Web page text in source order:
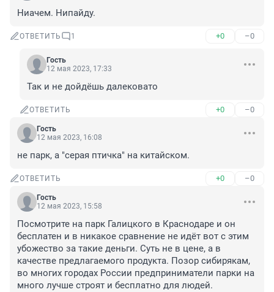
Ниачем. Нипайду.
ОТВЕТИТЬ 1 +0 –0
Гость
12 мая 2023, 17:33
Так и не дойдёшь далековато
ОТВЕТИТЬ +0 –0
Гость
12 мая 2023, 16:08
не парк, а "серая птичка" на китайском.
ОТВЕТИТЬ +0 –0
Гость
12 мая 2023, 15:58
Посмотрите на парк Галицкого в Краснодаре и он
бесплатен и в никакое сравнение не идёт вот с этим
убожество за такие деньги. Суть не в цене, а в
качестве предлагаемого продукта. Позор сибирякам,
во многих городах России предприниматели парки на
много лучше строят и бесплатно для людей.